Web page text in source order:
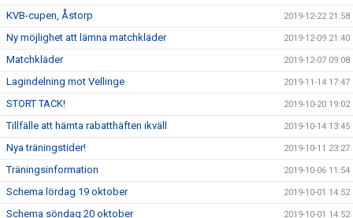
KVB-cupen, Åstorp 2019-12-22 21:58
Ny möjlighet att lämna matchkläder 2019-12-09 21:40
Matchkläder 2019-12-07 09:08
Lagindelning mot Vellinge 2019-11-14 17:47
STORT TACK! 2019-10-20 19:02
Tillfälle att hämta rabatthäften ikväll 2019-10-14 13:45
Nya träningstider! 2019-10-11 23:27
Träningsinformation 2019-10-06 11:54
Schema lördag 19 oktober 2019-10-01 14:52
Schema söndag 20 oktober 2019-10-01 14:52